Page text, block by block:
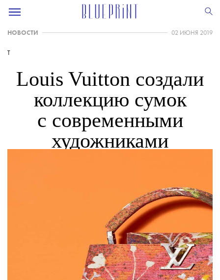
НОВОСТИ 02 ИЮНЯ 2019
T
Louis Vuitton создали
коллекцию сумок
с современными
художниками